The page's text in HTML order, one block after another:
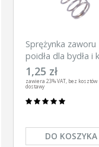
Sprężynka zaworu
poidła dla bydła i
H200 PM6
1,25 zł
zawiera 23% VAT, bez kosztów
dostawy
DO KOSZYKA